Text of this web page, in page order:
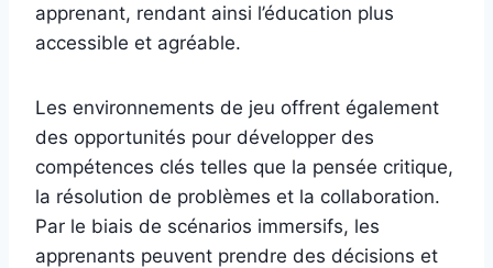
apprenant, rendant ainsi l’éducation plus
accessible et agréable.
Les environnements de jeu offrent également
des opportunités pour développer des
compétences clés telles que la pensée critique,
la résolution de problèmes et la collaboration.
Par le biais de scénarios immersifs, les
apprenants peuvent prendre des décisions et